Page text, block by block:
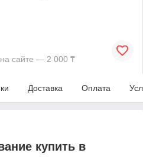
сайте — 2 000 ₸
Доставка Оплата
купить в